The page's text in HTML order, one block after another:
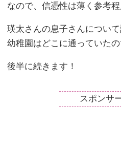
なので、信憑性は薄く参考程
瑛太さんの息子さんについ
幼稚園はどこに通っていたの
後半に続きます！
スポンサ